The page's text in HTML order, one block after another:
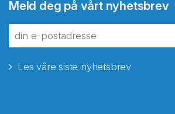
Meld deg på vårt nyhetsbrev
Les våre siste nyhetsbrev
fra Norecopa